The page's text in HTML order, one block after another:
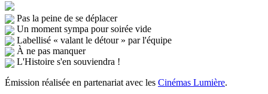
Pas la peine de se déplacer
Un moment sympa pour soirée vide
Labellisé « valant le détour » par l'équipe
À ne pas manquer
L'Histoire s'en souviendra !
Émission réalisée en partenariat avec les Cinémas Lumière.